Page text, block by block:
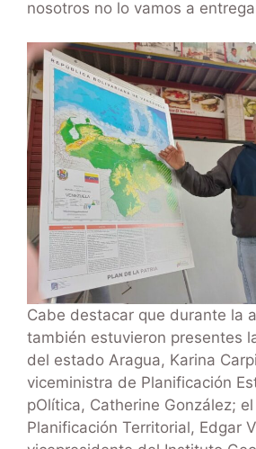
nosotros no lo vamos a
Cabe destacar que durante la
también estuvieron presentes
del estado Aragua, Karina
viceministra de Planificación
pOlítica, Catherine González;
Planificación Territorial, Edgar